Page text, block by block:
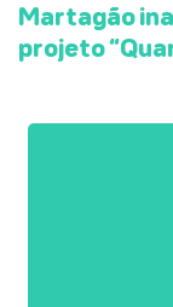
Martagão
projeto